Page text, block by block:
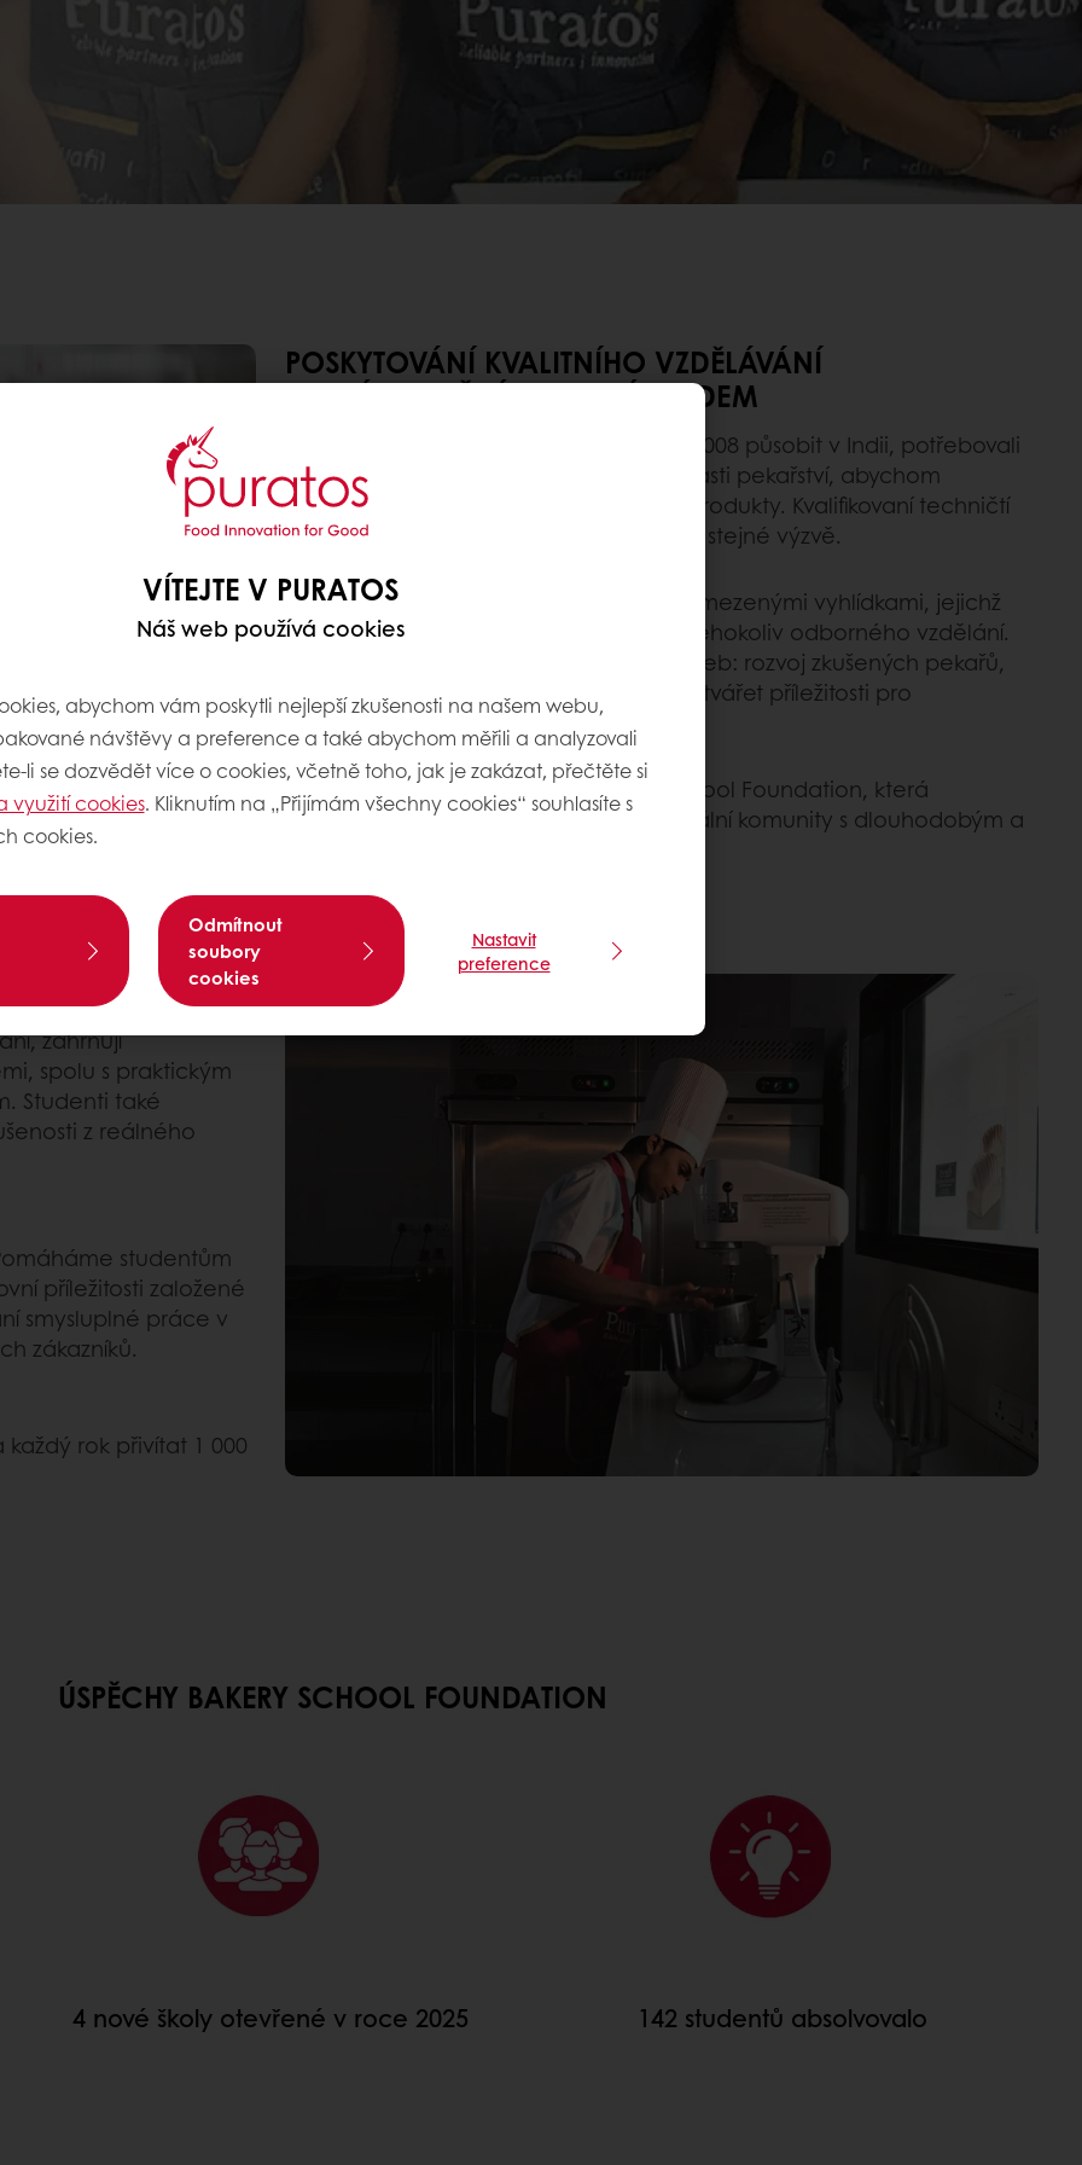
POSKYTOVÁNÍ KVALITNÍHO VZDĚLÁVÁNÍ
ZNEVÝHODNĚNÝM MLADÝM LIDEM
Když společnost Puratos začala v roce 2008 působit v Indii, potřebovali
jsme silné interní odborné znalosti v oblasti pekařství, abychom
pomohli našim klientům vylepšit jejich produkty. Kvalifikovaní techničtí
poradci byli vzácní a naši zákazníci čelili stejné výzvě.
Viděli jsme také mnoho mladých lidí s omezenými vyhlídkami, jejichž
rodiny si nemohly dovolit dopřát jim jakéhokoliv odborného vzdělání.
To nás inspirovalo k propojení obou potřeb: rozvoj zkušených pekařů,
šéfkuchařů a čokolatiérů a současně vytvářet příležitosti pro
znevýhodněnou mládež.
To vedlo k vytvoření nadace Bakery School Foundation, která
poskytuje kvalitní vzdělání a posiluje lokální komunity s dlouhodobým a
zahrnují
spolu s praktickým
Studenti také
z reálného
studentům
příležitosti založené
smysluplné práce v
zákazníků.
každý rok přivítat 1 000
SCHOOL FOUNDATION
4 nové školy otevřené v roce 2025 142 studentů absolvovalo
VÍTEJTE V PURATOS
Náš web používá cookies
abychom vám poskytli nejlepší zkušenosti na našem webu,
návštěvy a preference a také abychom měřili a analyzovali
li se dozvědět více o cookies, včetně toho, jak je zakázat, přečtěte si
využití cookies. Kliknutím na „Přijímám všechny cookies“ souhlasíte s
cookies.
Odmítnout
soubory
cookies
Nastavit
preference